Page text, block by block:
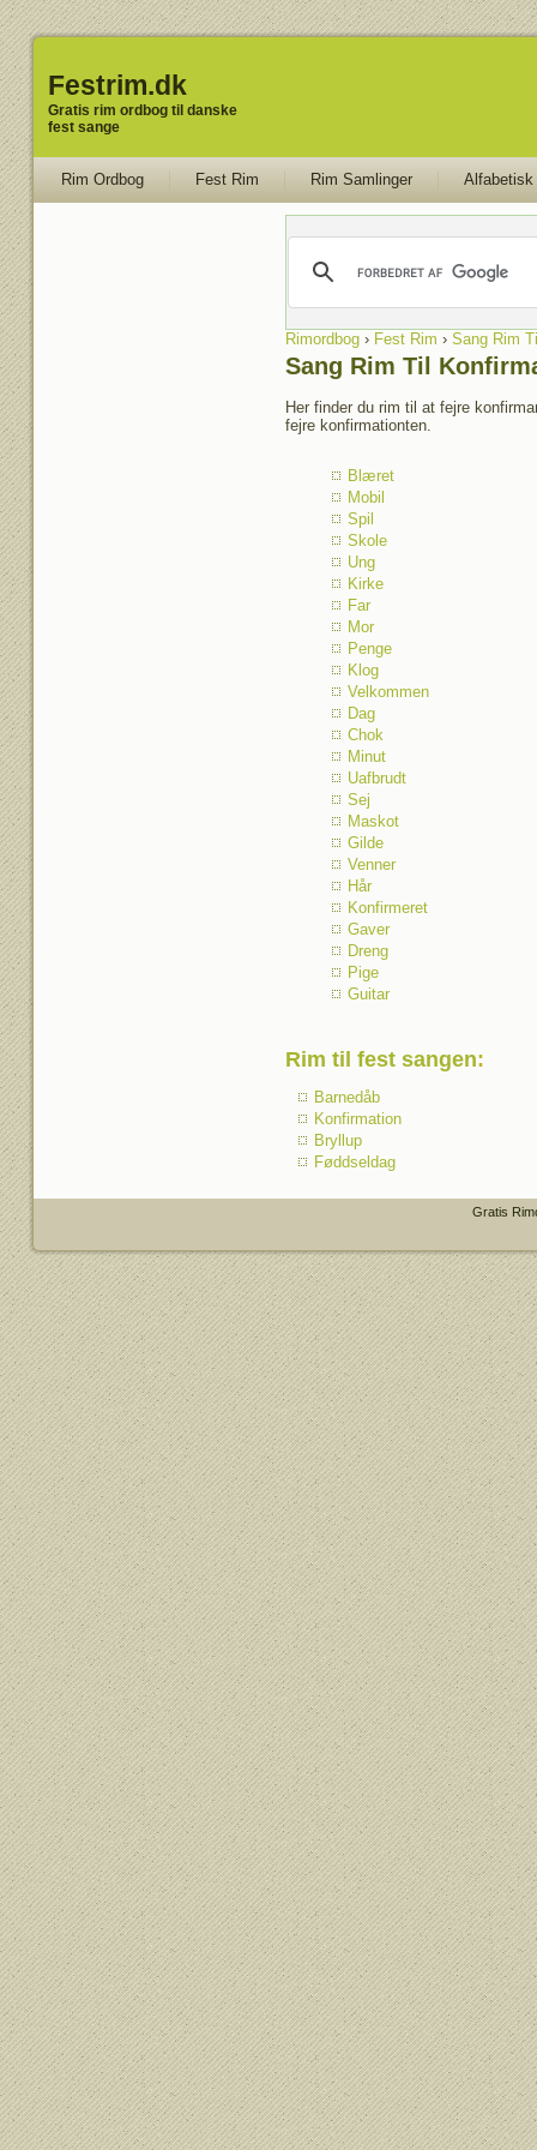
Festrim.dk
Gratis rim ordbog til danske
fest sange
Rim Ordbog Fest Rim Rim Samlinger Alfabetisk
Rimordbog› Fest Rim › Sang Rim
Sang Rim Til
Her finder du rim til at fejre
fejre konfirmationten.
Blæret
Mobil
Spil
Skole
Ung
Kirke
Far
Mor
Penge
Klog
Velkommen
Dag
Chok
Minut
Uafbrudt
Sej
Maskot
Gilde
Venner
Hår
Konfirmeret
Gaver
Dreng
Pige
Guitar
Rim til fest sangen:
Barnedåb
Konfirmation
Bryllup
Føddseldag
Gratis